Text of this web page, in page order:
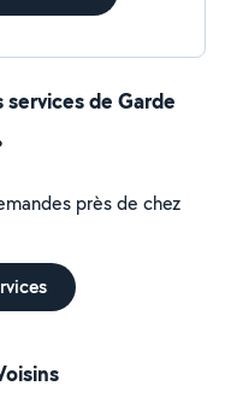
de Garde
près de chez